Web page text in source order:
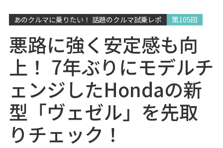
あのクルマに乗りたい！ 話題のクルマ試乗レポ 第105回
悪路に強く安定感も向
上！ 7年ぶりにモデルチ
ェンジしたHondaの新
型「ヴェゼル」を先取
りチェック！